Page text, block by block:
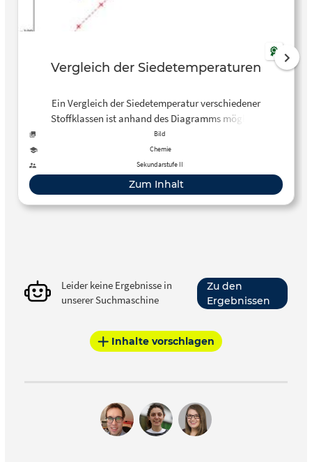
Vergleich der Siedetemperaturen
Ein Vergleich der Siedetemperatur verschiedener
Stoffklassen ist anhand des Diagramms möglich.
Bild
Chemie
Sekundarstufe II
Zum Inhalt
Leider keine Ergebnisse in
unserer Suchmaschine
Zu den
Ergebnissen
Inhalte vorschlagen